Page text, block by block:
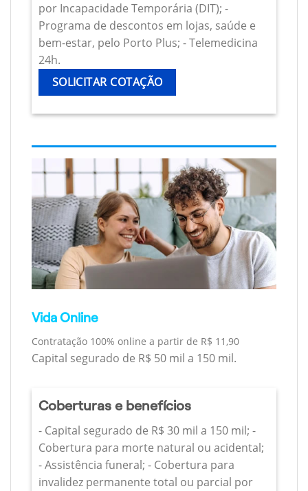
por Incapacidade Temporária (DIT); -
Programa de descontos em lojas, saúde e
bem-estar, pelo Porto Plus; - Telemedicina
24h.
SOLICITAR COTAÇÃO
Vida Online
Contratação 100% online a partir de R$ 11,90
Capital segurado de R$ 50 mil a 150 mil.
Coberturas e benefícios
- Capital segurado de R$ 30 mil a 150 mil; -
Cobertura para morte natural ou acidental;
- Assistência funeral; - Cobertura para
invalidez permanente total ou parcial por